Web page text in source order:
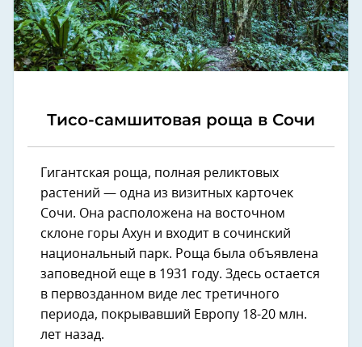
Тисо-самшитовая роща в Сочи
Гигантская роща, полная реликтовых
растений — одна из визитных карточек
Сочи. Она расположена на восточном
склоне горы Ахун и входит в сочинский
национальный парк. Роща была объявлена
заповедной еще в 1931 году. Здесь остается
в первозданном виде лес третичного
периода, покрывавший Европу 18-20 млн.
лет назад.